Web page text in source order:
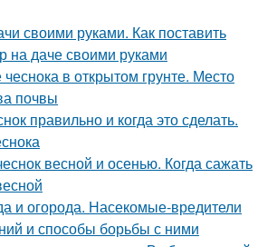
своими руками. Как поставить
на даче своими руками
в открытом грунте. Место
почвы
правильно и когда это сделать.
весной и осенью. Когда сажать
и огорода. Насекомые-вредители
и способы борьбы с ними